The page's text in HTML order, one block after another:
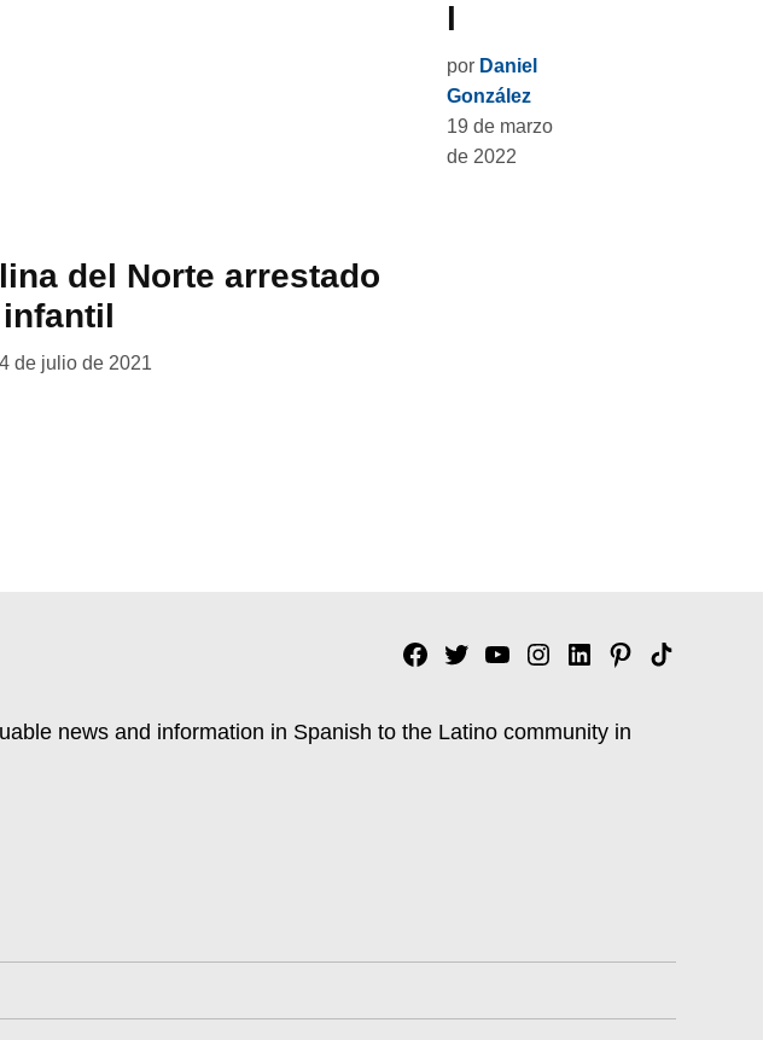
por Daniel
González
19 de marzo
de 2022
del Norte arrestado
de julio de 2021
Facebook
TwitterYouTubeInstagram
Linkedin
Pinterest
Tik
news and information in Spanish to the Latino community in